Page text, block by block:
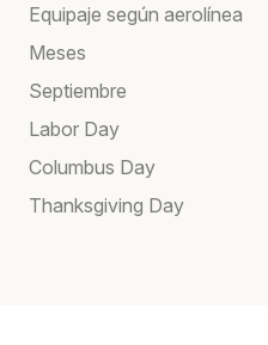
Equipaje según aerolínea
Meses
Septiembre
Labor Day
Columbus Day
Thanksgiving Day